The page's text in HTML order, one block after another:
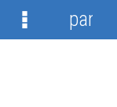
Menu
panel